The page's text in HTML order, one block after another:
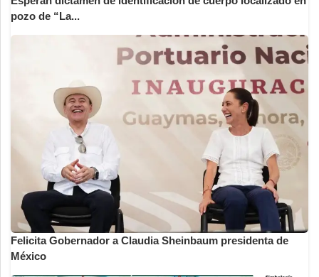
pozo de “La...
Felicita Gobernador a Claudia Sheinbaum presidenta de
México